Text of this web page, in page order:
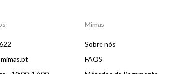
Mimas
Sobre nós
FAQS